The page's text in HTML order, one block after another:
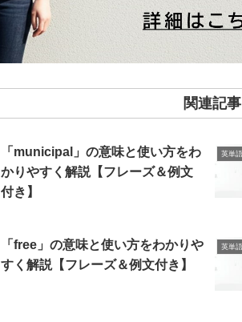
関連記事
「municipal」の意味と使い方をわ
かりやすく解説【フレーズ＆例文
付き】
「free」の意味と使い方をわかりや
すく解説【フレーズ＆例文付き】